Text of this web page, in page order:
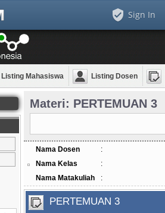
Sign In
Listing Mahasiswa Listing Dosen
Materi: PERTEMUAN 3
Nama Dosen
:
Nama Kelas
:
Nama Matakuliah
:
PERTEMUAN 3